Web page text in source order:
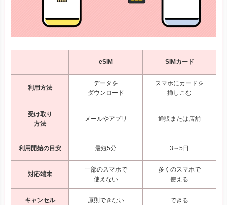
eSIM SIMカード
利用方法
データを
ダウンロード
スマホにカードを
挿しこむ
受け取り
方法
メールやアプリ 通販または店舗
利用開始の目安 最短5分 3～5日
対応端末
一部のスマホで
使えない
多くのスマホで
使える
キャンセル 原則できない できる